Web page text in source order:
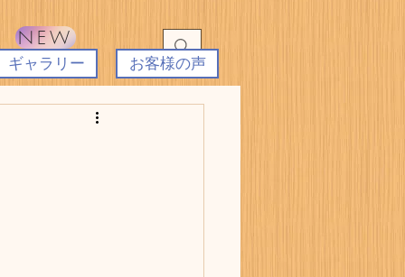
NEW
ギャラリー お客様の声